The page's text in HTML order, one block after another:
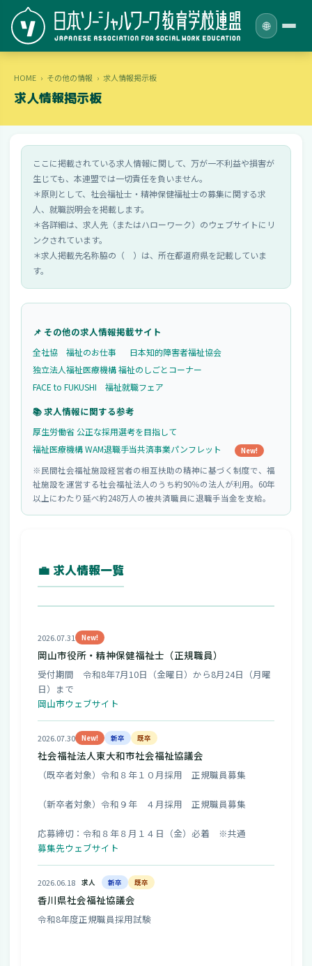
🌐
HOME › その他の情報 › 求人情報掲示板
求人情報掲示板
ここに掲載されている求人情報に関して、万が一不利益や損害が
生じても、本連盟では一切責任を負いません。
＊原則として、社会福祉士・精神保健福祉士の募集に関する求
人、就職説明会を掲載します。
＊各詳細は、求人先（またはハローワーク）のウェブサイトにリ
ンクされています。
＊求人掲載先名称脇の（ ）は、所在都道府県を記載していま
す。
📌 その他の求人情報掲載サイト
全社協 福祉のお仕事
日本知的障害者福祉協会
独立法人福祉医療機構 福祉のしごとコーナー
FACE to FUKUSHI 福祉就職フェア
📚 求人情報に関する参考
厚生労働省 公正な採用選考を目指して
福祉医療機構 WAM退職手当共済事業パンフレット
New!
※民間社会福祉施設経営者の相互扶助の精神に基づく制度で、福
祉施設を運営する社会福祉法人のうち約90％の法人が利用。60年
以上にわたり延べ約248万人の被共済職員に退職手当金を支給。
💼 求人情報一覧
2026.07.31 New!
岡山市役所・精神保健福祉士（正規職員）
受付期間 令和8年7月10日（金曜日）から8月24日（月曜
日）まで
岡山市ウェブサイト
2026.07.30 New! 新卒 既卒
社会福祉法人東大和市社会福祉協議会
（既卒者対象）令和８年１０月採用 正規職員募集
（新卒者対象）令和９年 ４月採用 正規職員募集
応募締切：令和８年８月１４日（金）必着 ※共通
募集先ウェブサイト
2026.06.18 求人 新卒 既卒
香川県社会福祉協議会
令和8年度正規職員採用試験